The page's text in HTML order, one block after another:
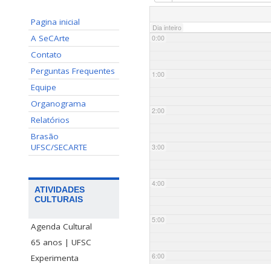
Pagina inicial
A SeCArte
Contato
Perguntas Frequentes
Equipe
Organograma
Relatórios
Brasão
UFSC/SECARTE
ATIVIDADES
CULTURAIS
Agenda Cultural
65 anos | UFSC
Experimenta
Dia inteiro
0:00
1:00
2:00
3:00
4:00
5:00
6:00